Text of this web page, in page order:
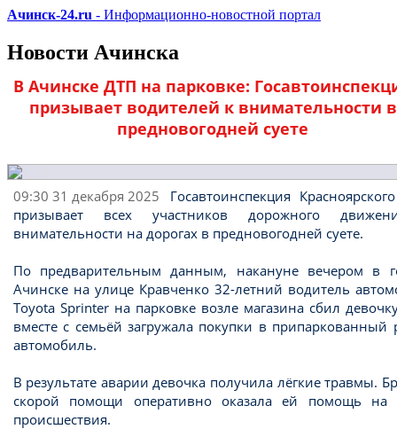
Ачинск-24.ru - Информационно-новостной портал
Новости Ачинска
В Ачинске ДТП на парковке:
призывает водителей к внимательности в
предновогодней суете
09:30 31 декабря 2025
Госавтоинспекция
призывает всех участников дорожного
внимательности на дорогах в предновогодней суете.
По предварительным данным, накануне вечером в
Ачинске на улице Кравченко 32-летний водитель
Toyota Sprinter на парковке возле магазина сбил
вместе с семьёй загружала покупки в припаркованный
автомобиль.
В результате аварии девочка получила лёгкие травмы.
скорой помощи оперативно оказала ей помощь на
происшествия.